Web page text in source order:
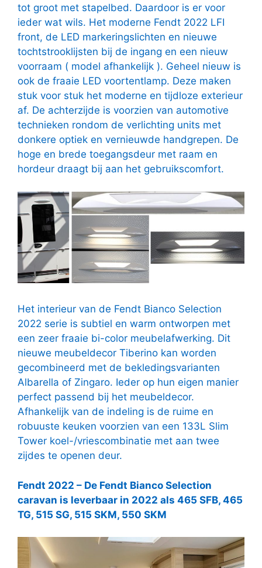
tot groot met stapelbed. Daardoor is er voor
ieder wat wils. Het moderne Fendt 2022 LFI
front, de LED markeringslichten en nieuwe
tochtstrooklijsten bij de ingang en een nieuw
voorraam ( model afhankelijk ). Geheel nieuw is
ook de fraaie LED voortentlamp. Deze maken
stuk voor stuk het moderne en tijdloze exterieur
af. De achterzijde is voorzien van automotive
technieken rondom de verlichting units met
donkere optiek en vernieuwde handgrepen. De
hoge en brede toegangsdeur met raam en
hordeur draagt bij aan het gebruikscomfort.
Het interieur van de Fendt Bianco Selection
2022 serie is subtiel en warm ontworpen met
een zeer fraaie bi-color meubelafwerking. Dit
nieuwe meubeldecor Tiberino kan worden
gecombineerd met de bekledingsvarianten
Albarella of Zingaro. Ieder op hun eigen manier
perfect passend bij het meubeldecor.
Afhankelijk van de indeling is de ruime en
robuuste keuken voorzien van een 133L Slim
Tower koel-/vriescombinatie met aan twee
zijdes te openen deur.
Fendt 2022 – De Fendt Bianco Selection
caravan is leverbaar in 2022 als 465 SFB, 465
TG, 515 SG, 515 SKM, 550 SKM